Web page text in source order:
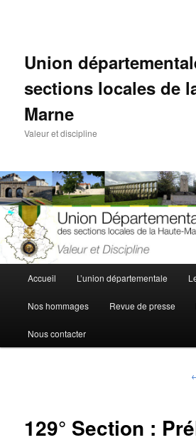
Union
sections locales de
Marne
Valeur et discipline
principal
Accueil L’union départementale
Nos hommages Revue de presse
Nous contacter
129° Section :